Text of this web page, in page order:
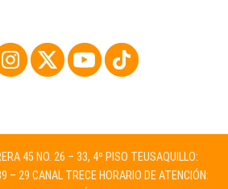
45 NO. 26 – 33, 4º PISO TEUSAQUILLO:
– 29 CANAL TRECE HORARIO DE ATENCIÓN: